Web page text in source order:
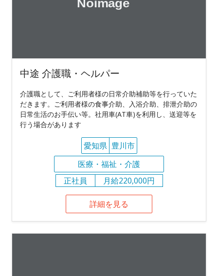
中途 介護職・ヘルパー
介護職として、ご利用者様の日常介助補助等を行っていた
だきます。ご利用者様の食事介助、入浴介助、排泄介助の
日常生活のお手伝い等。社用車(AT車)を利用し、送迎等を
行う場合があります
愛知県 豊川市
医療・福祉・介護
正社員
月給220,000円
詳細を見る